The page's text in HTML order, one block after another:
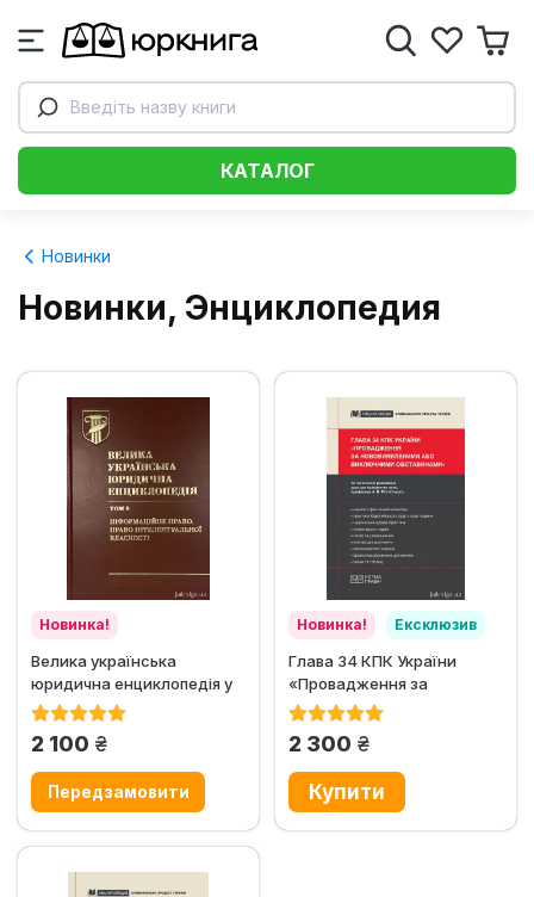
Введіть назву книги
КАТАЛОГ
Новинки
Новинки, Энциклопедия
Новинка!
Велика українська
юридична енциклопедія у
20-ти томах. Том 8....
2 100 грн.
Новинка! Ексклюзив
Глава 34 КПК України
«Провадження за
нововиявленими або
2 300 грн.